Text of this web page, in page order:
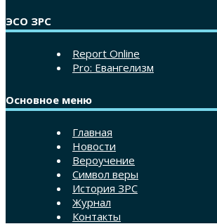
ЭСО ЗРС
Report Online
Pro: Евангелизм
Основное меню
Главная
Новости
Вероучение
Символ веры
История ЗРС
Журнал
Контакты